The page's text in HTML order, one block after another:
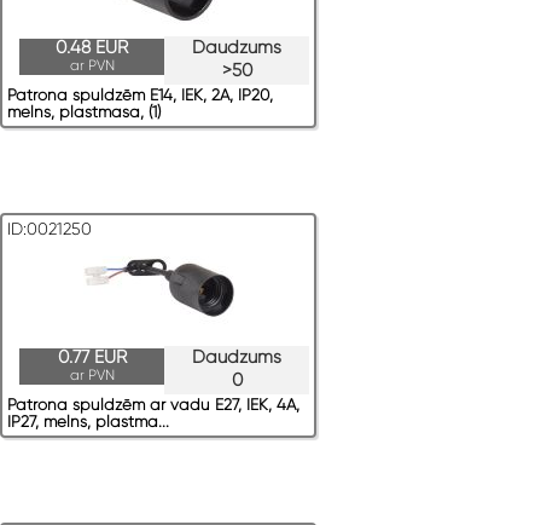
Daudzums
>50
0.48 EUR
ar PVN
Patrona spuldzēm E14, IEK, 2A, IP20,
melns, plastmasa, (1)
ID:0021250
Daudzums
0
0.77 EUR
ar PVN
Patrona spuldzēm ar vadu E27, IEK, 4A,
IP27, melns, plastma...